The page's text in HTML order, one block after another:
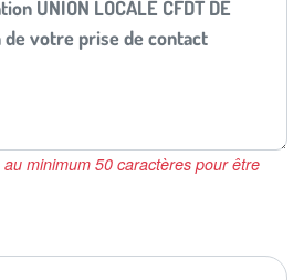
minimum 50 caractères pour être